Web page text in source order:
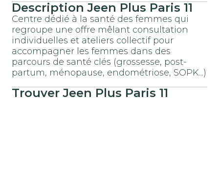
DescriptionJeen Plus Paris 11
Centre dédié à la santé des femmes qui
regroupe une offre mêlant consultation
individuelles et ateliers collectif pour
accompagner les femmes dans des
parcours de santé clés (grossesse, post-
partum, ménopause, endométriose, SOPK...)
TrouverJeen Plus Paris 11